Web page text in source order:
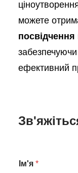
можете
посвідчення
ефективний
Ім'я *